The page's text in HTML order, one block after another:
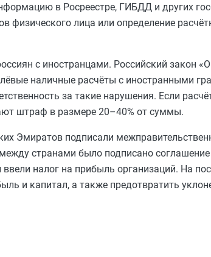
в Росреестре, ГИБДД и других
физического лица или определение
с иностранцами. Российский закон
наличные расчёты с иностранными
за такие нарушения. Если
штраф в размере 20–40% от суммы.
Эмиратов подписали
странами было подписано
налог на прибыль организаций. На
и капитал, а также предотвратить